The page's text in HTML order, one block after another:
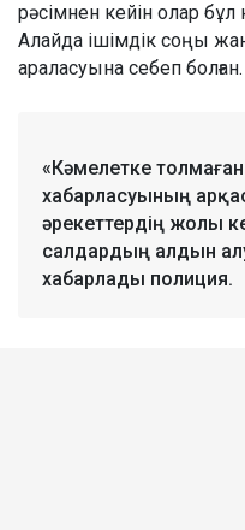
рәсімнен кейін олар бұл
Алайда ішімдік соңы
араласуына себеп болған.
«Кәмелетке
хабарласуының
әрекеттердің жолы
салдардың алдын
хабарлады полиция.